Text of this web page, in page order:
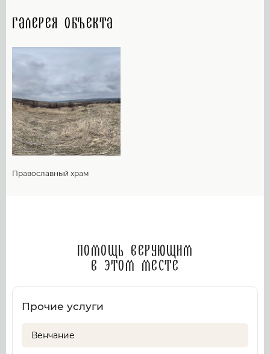
Галерея объекта
Православный храм
Помощь верующим
в этом месте
Прочие услуги
Венчание